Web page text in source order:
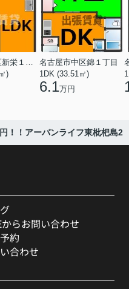
)
名古屋市中区錦１丁目
1DK (33.51㎡)
6.1万円
！！アーバンライフ東枇杷島2
らお問い合わせ
約
合わせ